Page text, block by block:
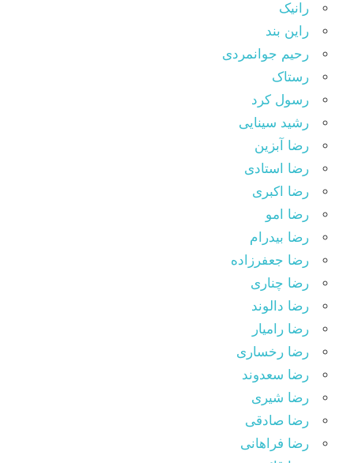
رانیک
راین بند
رحیم جوانمردی
رستاک
رسول کرد
رشید سینایی
رضا آبزین
رضا استادی
رضا اکبری
رضا امو
رضا بیدرام
رضا جعفرزاده
رضا چناری
رضا دالوند
رضا رامیار
رضا رخساری
رضا سعدوند
رضا شیری
رضا صادقی
رضا فراهانی